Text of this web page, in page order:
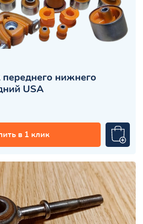
переднего нижнего
USA
в 1 клик